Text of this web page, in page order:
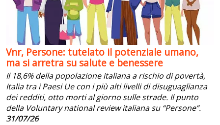
Vnr, Persone: tutelato il potenziale umano,
ma si arretra su salute e benessere
Il 18,6% della popolazione italiana a rischio di povertà,
Italia tra i Paesi Ue con i più alti livelli di disuguaglianza
dei redditi, otto morti al giorno sulle strade. Il punto
della Voluntary national review italiana su “Persone”.
31/07/26